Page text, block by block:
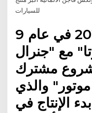
للسيارات
9 أيلول (سبتمبر) 2017 في عام
مع "جنرال
مشترك
والذي
الإنتاج في